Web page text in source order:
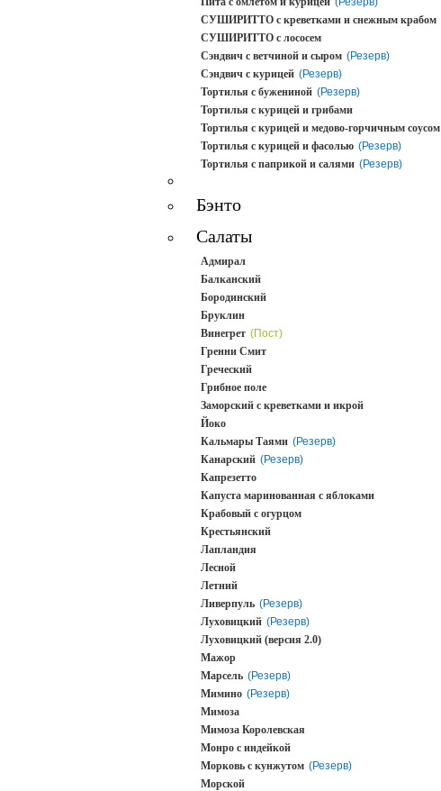
СУШИРИТТО с креветками и снежным крабом
СУШИРИТТО с лососем
Сэндвич с ветчиной и сыром (Резерв)
Сэндвич с курицей (Резерв)
Тортилья с бужениной (Резерв)
Тортилья с курицей и грибами
Тортилья с курицей и медово-горчичным соусом
Тортилья с курицей и фасолью (Резерв)
Тортилья с паприкой и салями (Резерв)
Бэнто
Салаты
Адмирал
Балканский
Бородинский
Бруклин
Винегрет (Пост)
Гренни Смит
Греческий
Грибное поле
Заморский с креветками и икрой
Йоко
Кальмары Таями (Резерв)
Канарский (Резерв)
Капрезетто
Капуста маринованная с яблоками
Крабовый с огурцом
Крестьянский
Лапландия
Лесной
Летний
Ливерпуль (Резерв)
Луховицкий (Резерв)
Луховицкий (версия 2.0)
Мажор
Марсель (Резерв)
Мимино (Резерв)
Мимоза
Мимоза Королевская
Монро с индейкой
Морковь с кунжутом (Резерв)
Морской